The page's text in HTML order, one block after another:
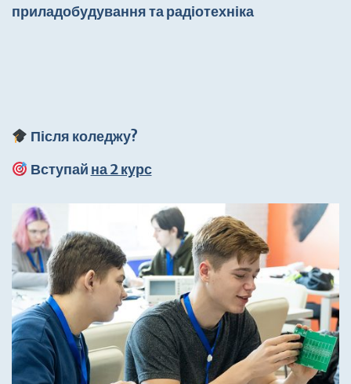
приладобудування та радіотехніка
Після коледжу?
Вступай на 2 курс